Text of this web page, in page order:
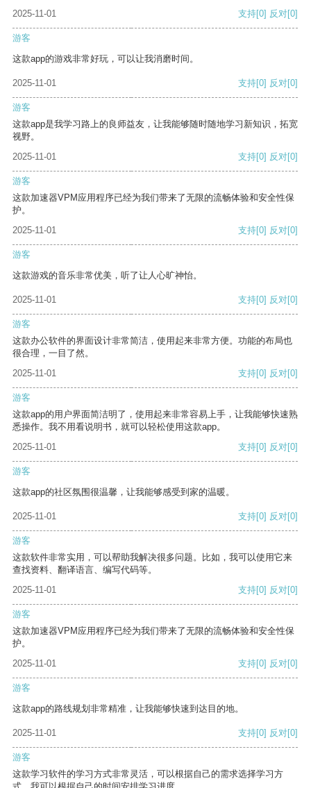
2025-11-01
支持[0] 反对[0]
游客
这款app的游戏非常好玩，可以让我消磨时间。
2025-11-01 支持[0] 反对[0]
游客
这款app是我学习路上的良师益友，让我能够随时随地学习新知识，拓宽
视野。
2025-11-01
支持[0] 反对[0]
游客
这款加速器VPM应用程序已经为我们带来了无限的流畅体验和安全性保
护。
2025-11-01
支持[0] 反对[0]
游客
这款游戏的音乐非常优美，听了让人心旷神怡。
2025-11-01 支持[0] 反对[0]
游客
这款办公软件的界面设计非常简洁，使用起来非常方便。功能的布局也
很合理，一目了然。
2025-11-01
支持[0] 反对[0]
游客
这款app的用户界面简洁明了，使用起来非常容易上手，让我能够快速熟
悉操作。我不用看说明书，就可以轻松使用这款app。
2025-11-01
支持[0] 反对[0]
游客
这款app的社区氛围很温馨，让我能够感受到家的温暖。
2025-11-01 支持[0] 反对[0]
游客
这款软件非常实用，可以帮助我解决很多问题。比如，我可以使用它来
查找资料、翻译语言、编写代码等。
2025-11-01
支持[0] 反对[0]
游客
这款加速器VPM应用程序已经为我们带来了无限的流畅体验和安全性保
护。
2025-11-01
支持[0] 反对[0]
游客
这款app的路线规划非常精准，让我能够快速到达目的地。
2025-11-01 支持[0] 反对[0]
游客
这款学习软件的学习方式非常灵活，可以根据自己的需求选择学习方